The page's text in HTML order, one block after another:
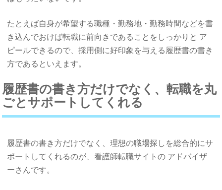
たとえば自身が希望する職種・勤務地・勤務時間などを書
き込んでおけば転職に前向きであることをしっかりと ア
ピールできるので、採用側に好印象を与える履歴書の書き
方であるといえます。
履歴書の書き方だけでなく、転職を丸
ごとサポートしてくれる
履歴書の書き方だけでなく、理想の職場探しを総合的にサ
ポートしてくれるのが、看護師転職サイトの アドバイザ
ーさんです。